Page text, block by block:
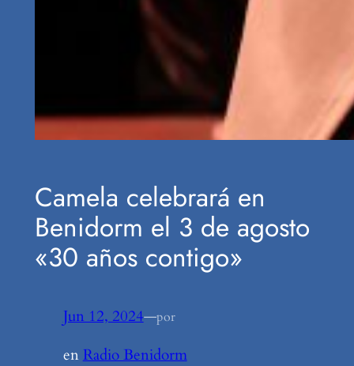
Camela celebrará en
Benidorm el 3 de agosto
«30 años contigo»
Jun 12, 2024—por
en Radio Benidorm